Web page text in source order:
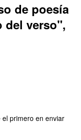
de poesía
del verso",
primero en enviar